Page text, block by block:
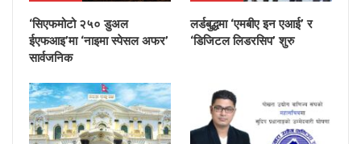
‘सिएफमोटो २५० डुअल
ईएफआइ’मा ‘नाइमा स्पेसल अफर’
सार्वजनिक
लर्डबुद्धमा ‘एमबीए इन एआई’ र
‘डिजिटल लिडरसिप’ शुरु